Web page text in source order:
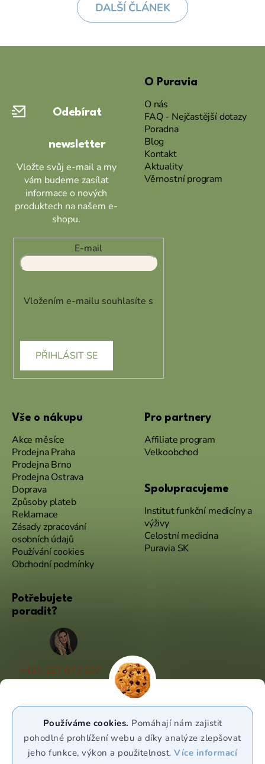
Používáme cookies. Pomáhají nám zajistit
pohodlné prohlížení webu a díky analýze zlepšovat
jeho funkce, výkon a použitelnost.Více informací
DALŠÍ ČLÁNEK
Odebírat
newsletter
Vložte svůj e-mail a my
vám budeme zasílat
informace o nových
produktech na našem e-
shopu.
E-mail
Vložením e-mailu souhlasíte s
PŘIHLÁSIT SE
O Puravia
O nás
FAQ - Nejčastější dotazy
Poradna
Blog
Kontakt
Aktuality
Věrnostní program
Vše o nákupu
Akce měsíce
Prodejna Praha
Prodejna Brno
Prodejna Ostrava
Doprava
Způsoby plateb
Reklamace
Zásady zpracování
osobních údajů
Používání cookies
Obchodní podmínky
Pro partnery
Affiliate program
Velkoobchod
Spolupracujeme
Institut funkční medicíny a
výživy
Celostní medicína
Puravia SK
Potřebujete
poradit?
+420 227 072 207
(Po - Pá 9:00 - 17:00)
WhatsApp